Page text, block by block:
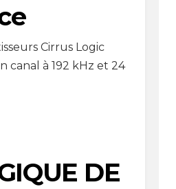
Cirrus Logic
canal à 192 kHz et 24
DE